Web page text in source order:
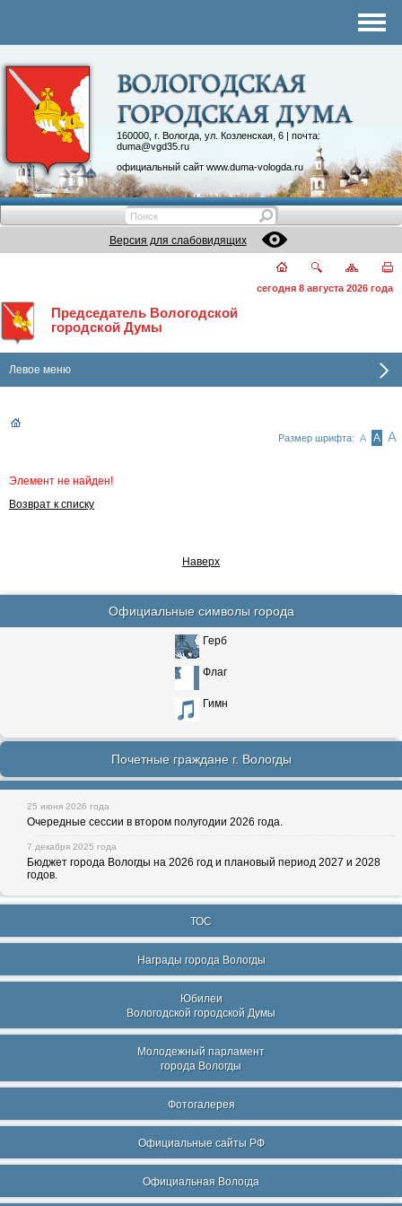
160000, г. Вологда, ул. Козленская, 6 | почта:
duma@vgd35.ru
официальный сайт www.duma-vologda.ru
Контакты
Депутатские объединения
Версия для слабовидящих
сегодня 8 августа 2026 года
Председатель Вологодской
городской Думы
Левое меню
Размер шрифта: А А А
Элемент не найден!
Возврат к списку
Наверх
Официальные символы города
Герб
Флаг
Гимн
Почетные граждане г. Вологды
25 июня 2026 года
Очередные сессии в втором полугодии 2026 года.
7 декабря 2025 года
Бюджет города Вологды на 2026 год и плановый период 2027 и 2028
годов.
ТОС
Награды города Вологды
Юбилеи
Вологодской городской Думы
Молодежный парламент
города Вологды
Фотогалерея
Официальные сайты РФ
Официальная Вологда